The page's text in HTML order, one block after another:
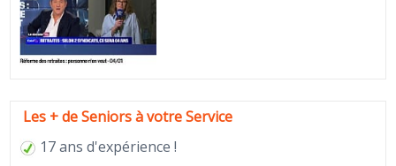
Les + de Seniors à votre Service
17 ans d'expérience !